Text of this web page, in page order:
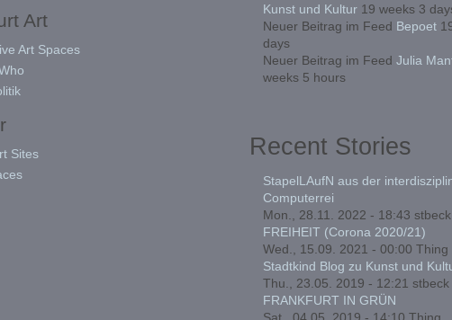
Art
Art Spaces
Sites
Kunst und Kultur19 weeks 3
Neuer Beitrag im Feed Bepoet
days
Neuer Beitrag im Feed Julia
weeks 5 hours
Recent Stories
StapelLAufN aus der
Computerrei
Mon., 28.11. 2022 - 18:43 stbeck
FREIHEIT (Corona 2020/21)
Wed., 15.09. 2021 - 00:00 Thing
Stadtkind Blog zu Kunst und
Thu., 23.05. 2019 - 12:21 stbeck
FRANKFURT IN GRÜN
Sat., 04.05. 2019 - 14:10 Thing